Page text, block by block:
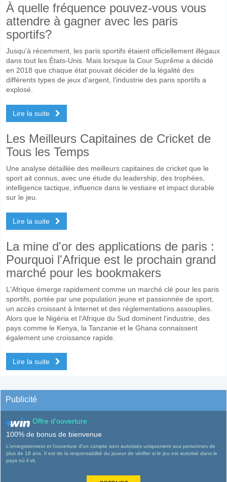
À quelle fréquence pouvez-vous vous
attendre à gagner avec les paris
sportifs?
Jusqu'à récemment, les paris sportifs étaient officiellement illégaux
dans tout les États-Unis. Mais lorsque la Cour Suprême a décidé
en 2018 que chaque état pouvait décider de la légalité des
différents types de jeux d'argent, l'industrie des paris sportifs a
explosé.
Lire la suite
Les Meilleurs Capitaines de Cricket de
Tous les Temps
Une analyse détaillée des meilleurs capitaines de cricket que le
sport ait connus, avec une étude du leadership, des trophées,
intelligence tactique, influence dans le vestiaire et impact durable
sur le jeu.
Lire la suite
La mine d'or des applications de paris :
Pourquoi l'Afrique est le prochain grand
marché pour les bookmakers
L'Afrique émerge rapidement comme un marché clé pour les paris
sportifs, portée par une population jeune et passionnée de sport,
un accès croissant à Internet et des réglementations assouplies.
Alors que le Nigéria et l'Afrique du Sud dominent l'industrie, des
pays comme le Kenya, la Tanzanie et le Ghana connaissent
également une croissance rapide.
Lire la suite
Publicité
Offre d'ouverture
100% de bonus de bienvenue
L'enregistrement et l'ouverture d'un compte sont autorisés uniquement aux personnes de
plus de 18 ans. Il est de la responsabilité du joueur de vérifier si le jeu est autorisé dans le
pays où il vit.